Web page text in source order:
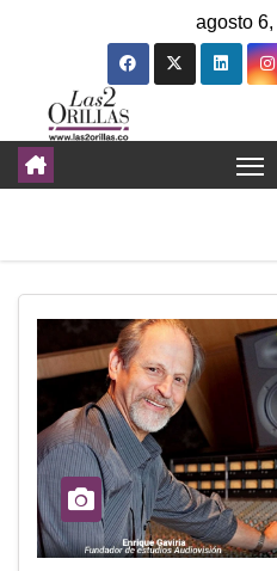
agosto